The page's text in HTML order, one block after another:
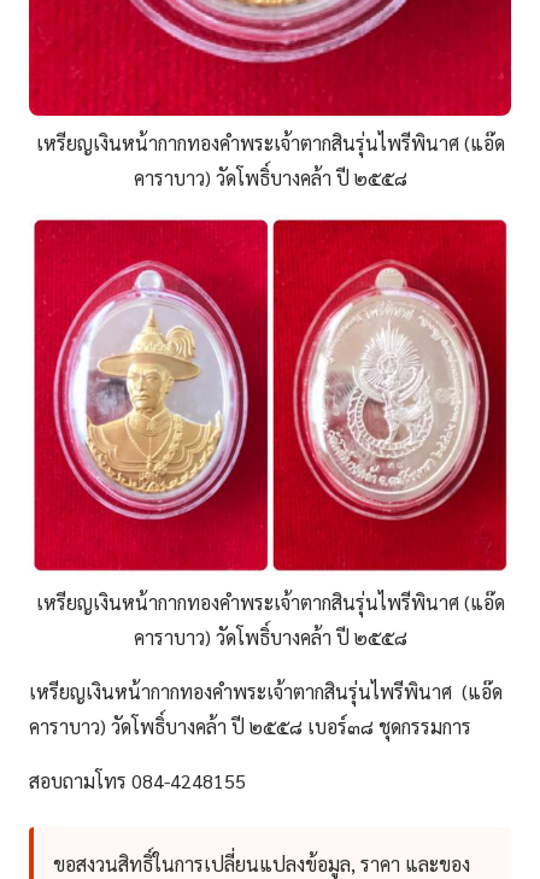
เหรียญเงินหน้ากากทองคำพระเจ้าตากสินรุ่นไพรีพินาศ (แอ๊ด
คาราบาว) วัดโพธิ์บางคล้า ปี ๒๕๕๘
เหรียญเงินหน้ากากทองคำพระเจ้าตากสินรุ่นไพรีพินาศ (แอ๊ด
คาราบาว) วัดโพธิ์บางคล้า ปี ๒๕๕๘
เหรียญเงินหน้ากากทองคำพระเจ้าตากสินรุ่นไพรีพินาศ (แอ๊ด
คาราบาว) วัดโพธิ์บางคล้า ปี ๒๕๕๘ เบอร์๓๘ ชุดกรรมการ
สอบถามโทร 084-4248155
ขอสงวนสิทธิ์ในการเปลี่ยนแปลงข้อมูล, ราคา และของ